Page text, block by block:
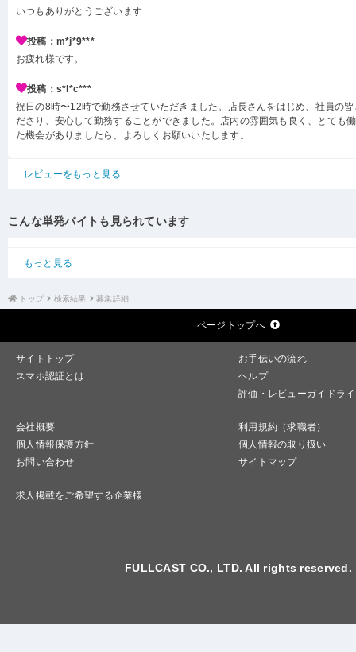
いつもありがとうございます
投稿：m*j*9***
お疲れ様です。
投稿：s*l*c***
祝日の8時〜12時で勤務させていただきました。店長さんをはじめ、社員の
ださり、安心して勤務することができました。店内の雰囲気も良く、とても
た機会がありましたら、よろしくお願いいたします。
レビューをもっと見る
こんな単発バイトも見られています
もっと見る
トップ 検索結果 募集詳細
ページトップへ
サイトトップ
お手伝いの流れ
スマホ認証とは
ヘルプ
評価・レビューガイドラ
会社概要
利用規約（求職者）
個人情報保護方針
個人情報の取り扱い
お問い合わせ
サイトマップ
求人掲載をご希望する企業様
FULLCAST CO., LTD. All rights reserved.